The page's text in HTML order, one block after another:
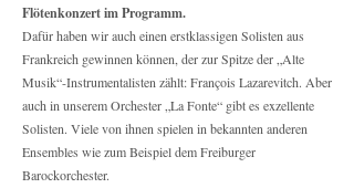
Flötenkonzert im Programm.
Dafür haben wir auch einen erstklassigen Solisten aus
Frankreich gewinnen können, der zur Spitze der „Alte
Musik“-Instrumentalisten zählt: François Lazarevitch. Aber
auch in unserem Orchester „La Fonte“ gibt es exzellente
Solisten. Viele von ihnen spielen in bekannten anderen
Ensembles wie zum Beispiel dem Freiburger
Barockorchester.